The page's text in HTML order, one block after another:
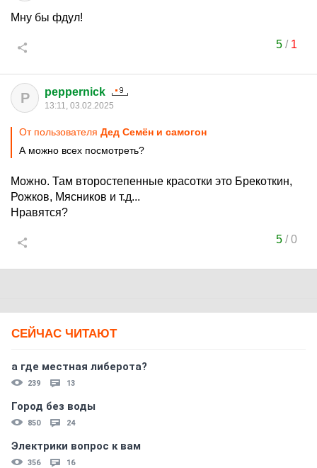
Мну бы фдул!
5/ 1
P peppernick
13:11, 03.02.2025
От пользователя Дед Семён и самогон
А можно всех посмотреть?
Можно. Там второстепенные красотки это Брекоткин,
Рожков, Мясников и т.д...
Нравятся?
5/0
СЕЙЧАС ЧИТАЮТ
а где местная либерота?
239 13
Город без воды
850 24
Электрики вопрос к вам
356 16